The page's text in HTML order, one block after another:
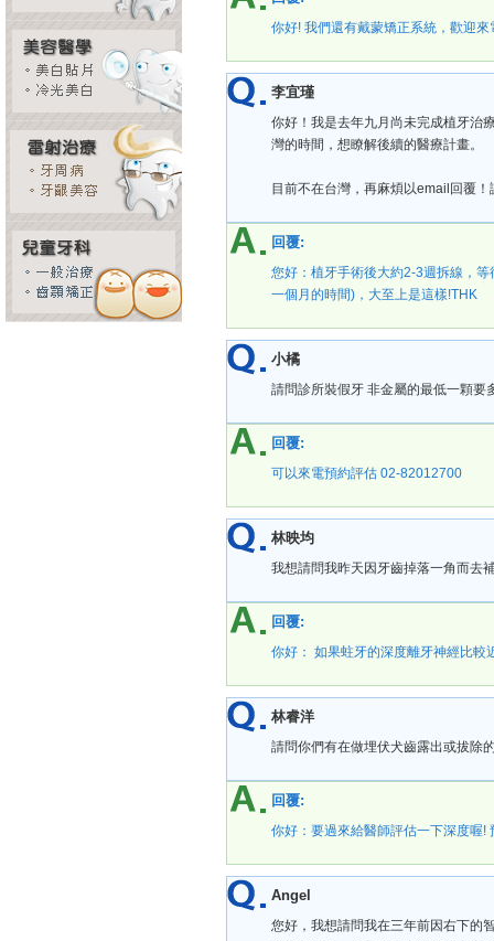
你好! 我們還有戴蒙矯正系統，歡迎
李宜瑾
你好！我是去年九月尚未完成植牙治
灣的時間，想瞭解後續的醫療計畫。
目前不在台灣，再麻煩以email回覆！
回覆:
您好：植牙手術後大約2-3週拆線，
一個月的時間)，大至上是這樣!THK
小橘
請問診所裝假牙 非金屬的最低一顆要
回覆:
可以來電預約評估 02-82012700
林映均
我想請問我昨天因牙齒掉落一角而去
回覆:
你好： 如果蛀牙的深度離牙神經比
林睿洋
請問你們有在做埋伏犬齒露出或拔除
回覆:
你好：要過來給醫師評估一下深度喔!
Angel
您好，我想請問我在三年前因右下的